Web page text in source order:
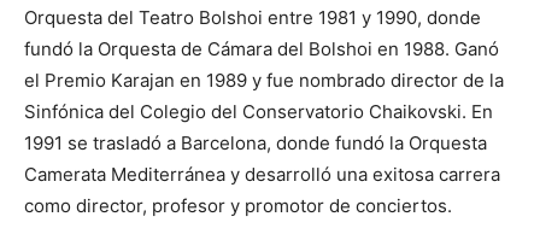
Orquesta del Teatro Bolshoi entre 1981 y 1990, donde
fundó la Orquesta de Cámara del Bolshoi en 1988. Ganó
el Premio Karajan en 1989 y fue nombrado director de la
Sinfónica del Colegio del Conservatorio Chaikovski. En
1991 se trasladó a Barcelona, donde fundó la Orquesta
Camerata Mediterránea y desarrolló una exitosa carrera
como director, profesor y promotor de conciertos.